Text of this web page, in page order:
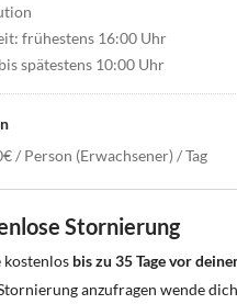
frühestens 16:00 Uhr
spätestens 10:00 Uhr
/ Person (Erwachsener) / Tag
Stornierung
bis zu 35 Tage vor
anzufragen wende